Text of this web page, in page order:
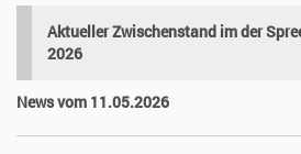
Aktueller Zwischenstand im der
2026
News vom 11.05.2026